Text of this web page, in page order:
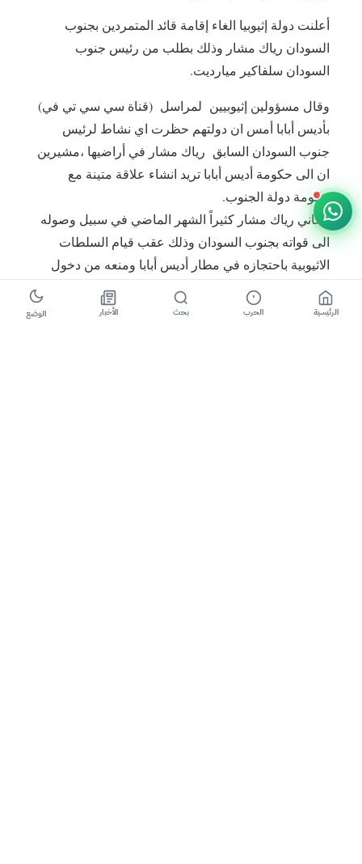
الرئيسية الحرب بحث الأخبار الوضع
‎أعلنت دولة إثيوبيا الغاء إقامة قائد المتمردين بجنوب
السودان رياك مشار وذلك بطلب من رئيس جنوب
السودان سلفاكير ميارديت.
وقال مسؤولين إثيوبيين لمراسل (قناة سي سي تي في)
بأديس أبابا أمس ان دولتهم حظرت اي نشاط لرئيس
جنوب السودان السابق رياك مشار في أراضيها ، مشيرين
ان الى حكومة أديس أبابا تريد انشاء علاقة متينة مع
حكومة دولة الجنوب.
‎وعاني رياك مشار كثيراً الشهر الماضي في سبيل وصوله
الى قواته بجنوب السودان وذلك عقب قيام السلطات
الاثيوبية باحتجازه في مطار أديس أبابا ومنعه من دخول
اراضيها بعد ان اعتفدت إثيوبيا ان مشار كان متوجها الى
مقر انصاره بمنطقة فقاك القربية من الحدود الجنوب